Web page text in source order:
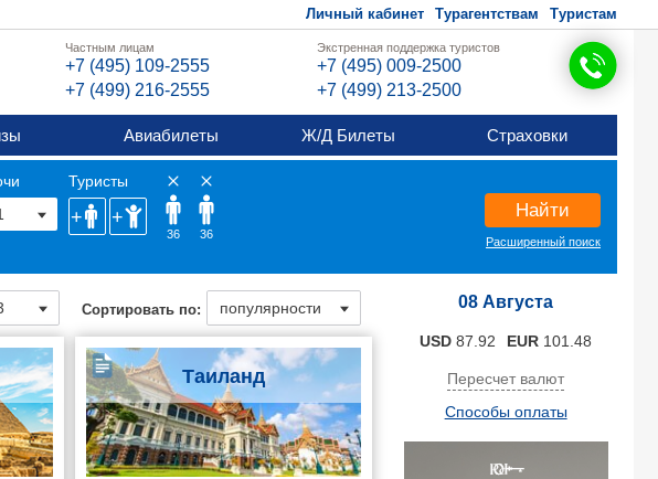
Личный кабинет Турагентствам Туристам
Частным лицам
+7 (495) 109-2555
+7 (499) 216-2555
Экстренная поддержка туристов
+7 (495) 009-2500
+7 (499) 213-2500
Авиабилеты Ж/Д Билеты Страховки
Туристы
36 36
Найти
Расширенный поиск
08 Августа
USD 87.92 EUR 101.48
Пересчет валют
Способы оплаты
Сортировать по:
Таиланд